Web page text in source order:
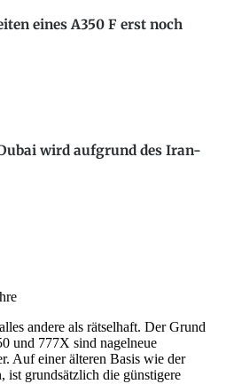
eines A350 F erst noch
wird aufgrund des Iran-